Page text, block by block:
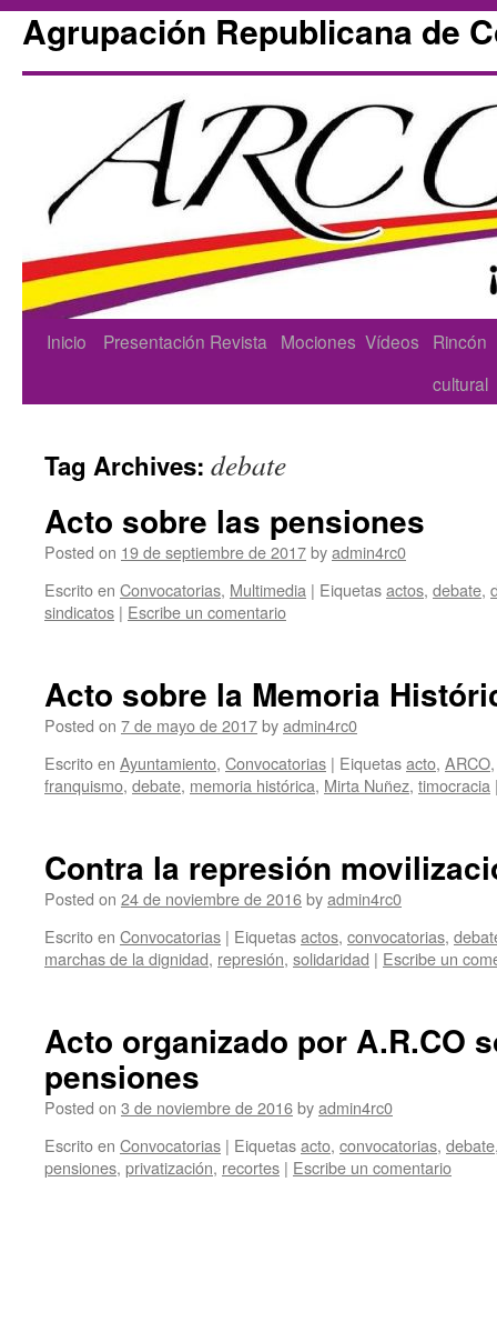
Agrupación Republicana de
Skip
Inicio Presentación Revista Mociones Vídeos
Rincón
cultural
Tag Archives: debate
Acto sobre las pensiones
Posted on 19 de septiembre de 2017byadmin4rc0
Escrito en Convocatorias, Multimedia | Eiquetasactos, debate,
sindicatos | Escribe un comentario
Acto sobre la Memoria
Posted on 7 de mayo de 2017byadmin4rc0
Escrito en Ayuntamiento, Convocatorias | Eiquetasacto, ARCO
franquismo, debate, memoria histórica, Mirta Nuñez, timocracia
Contra la represión
Posted on 24 de noviembre de 2016byadmin4rc0
Escrito en Convocatorias | Eiquetasactos, convocatorias,
marchas de la dignidad, represión, solidaridad | Escribe un
Acto organizado por A.R.CO
pensiones
Posted on 3 de noviembre de 2016byadmin4rc0
Escrito en Convocatorias | Eiquetasacto, convocatorias, debate
pensiones, privatización, recortes | Escribe un comentario